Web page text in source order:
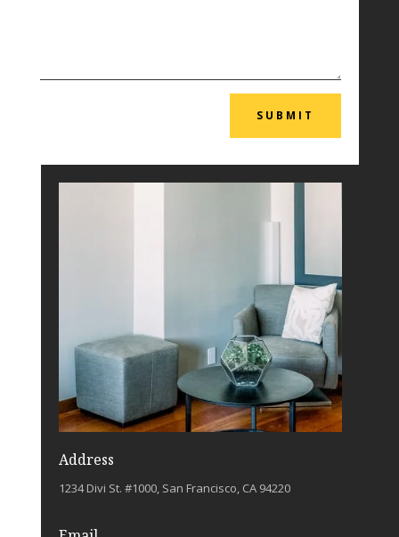
SUBMIT
Address
1234 Divi St. #1000, San Francisco, CA 94220